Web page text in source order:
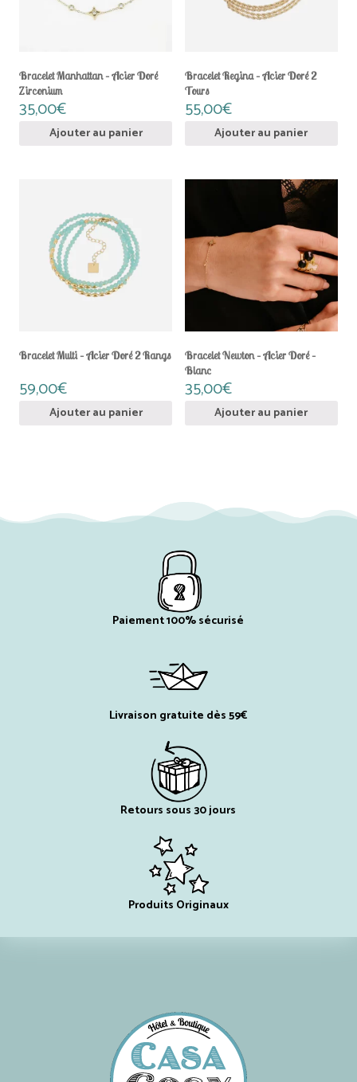
Bracelet Manhattan – Acier Doré
Zirconium
35,00€
Ajouter au panier
Bracelet Regina – Acier Doré 2
Tours
55,00€
Ajouter au panier
Bracelet Multi – Acier Doré 2 Rangs
59,00€
Ajouter au panier
Bracelet Newton – Acier Doré –
Blanc
35,00€
Ajouter au panier
Paiement 100% sécurisé
Livraison gratuite dès 59€
Retours sous 30 jours
Produits Originaux